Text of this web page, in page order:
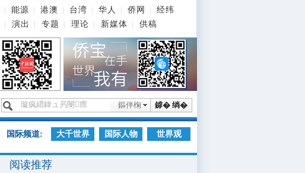
能源 港澳 台湾 华人 侨网
经纬
演出 专题 理论 新媒体 供稿
鎼� 绱�
鏂伴椈
国际频道: 大千世界 国际人物 世界观
阅读推荐